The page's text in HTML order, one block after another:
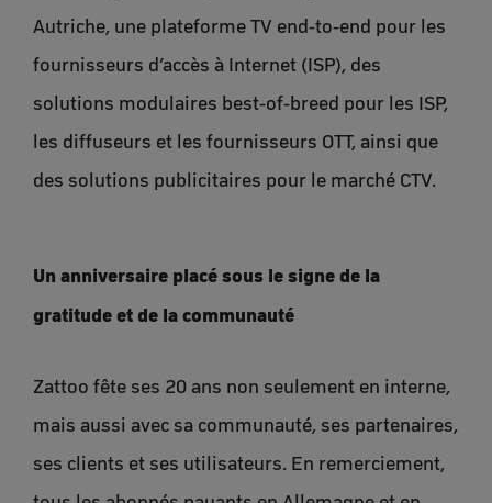
Autriche, une plateforme TV end-to-end pour les
fournisseurs d’accès à Internet (ISP), des
solutions modulaires best-of-breed pour les ISP,
les diffuseurs et les fournisseurs OTT, ainsi que
des solutions publicitaires pour le marché CTV.
Un anniversaire placé sous le signe de la
gratitude et de la communauté
Zattoo fête ses 20 ans non seulement en interne,
mais aussi avec sa communauté, ses partenaires,
ses clients et ses utilisateurs. En remerciement,